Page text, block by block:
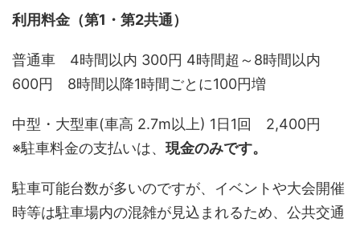
利用料金（第1・第2共通）
普通車 4時間以内 300円 4時間超～8時間以内
600円 8時間以降1時間ごとに100円増
中型・大型車(車高 2.7m以上) 1日1回 2,400円
※駐車料金の支払いは、 現金のみです。
駐車可能台数が多いのですが、イベントや大会開催
時等は駐車場内の混雑が見込まれるため、公共交通